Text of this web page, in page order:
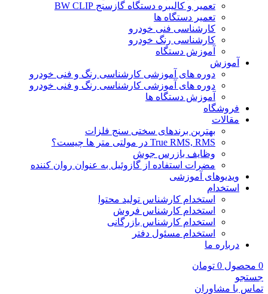
تعمیر و کالیبره دستگاه گازسنج BW CLIP
تعمیر دستگاه ها
کارشناسی فنی خودرو
کارشناسی رنگ خودرو
آموزش دستگاه
آموزش
دوره های آموزشی کارشناسی رنگ و فنی خودرو
دوره های آموزشی کارشناسی رنگ و فنی خودرو
آموزش دستگاه ها
فروشگاه
مقالات
بهترین برندهای سختی سنج فلزات
True RMS, RMS در مولتی متر ها چیست؟
وظایف بازرس جوش
مضرات استفاده از گازوئیل به عنوان روان کننده
ویدیوهای آموزشی
استخدام
استخدام کارشناس تولید محتوا
استخدام کارشناس فروش
استخدام کارشناس بازرگانی
استخدام مسئول دفتر
درباره ما
0 محصول 0 تومان
جستجو
تماس با مشاوران